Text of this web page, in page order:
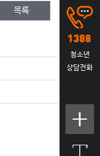
목록
청소년
상담전화
텍스트
크기크
게